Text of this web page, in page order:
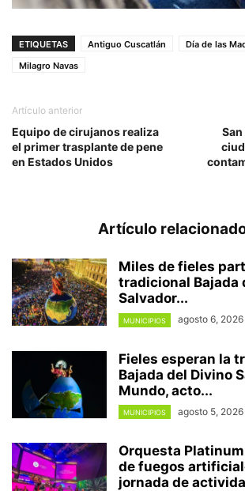
ETIQUETAS Antiguo Cuscatlán
Día de las
Milagro Navas
Artículo anterior
Equipo de cirujanos realiza
el primer trasplante de pene
en Estados Unidos
Artículo
Miles de fieles
tradicional Bajada
Salvador...
MUNICIPIOS agosto 6, 2026
Fieles esperan la
Bajada del Divino
Mundo, acto...
MUNICIPIOS agosto 5, 2026
Orquesta
de fuegos
jornada de